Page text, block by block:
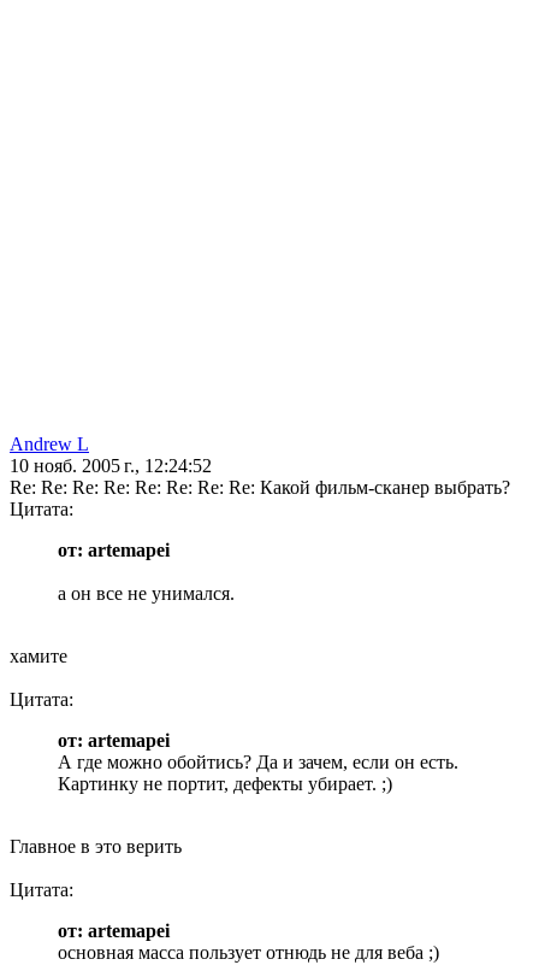
Andrew L
10 нояб. 2005 г., 12:24:52
Re: Re: Re: Re: Re: Re: Re: Re: Какой фильм-сканер выбрать?
Цитата:
от: artemapei
а он все не унимался.
хамите
Цитата:
от: artemapei
А где можно обойтись? Да и зачем, если он есть.
Картинку не портит, дефекты убирает. ;)
Главное в это верить
Цитата:
от: artemapei
основная масса пользует отнюдь не для веба ;)